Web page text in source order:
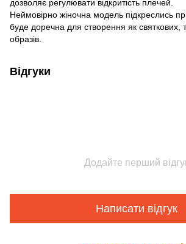
дозволяє регулювати відкритість плечей.
Неймовірно жіночна модель підкреслись
буде доречна для створення як святкових,
образів.
Відгуки
Додайте перший
Написати відгук